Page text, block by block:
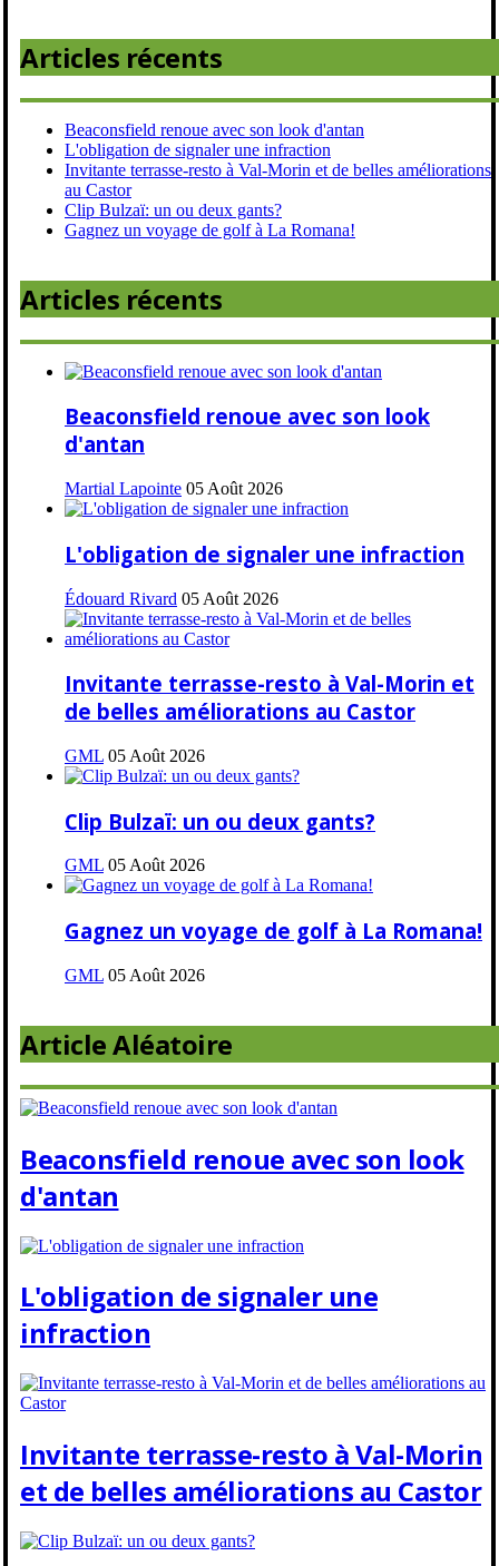
Articles récents
Beaconsfield renoue avec son look d'antan
L'obligation de signaler une infraction
Invitante terrasse-resto à Val-Morin et de belles améliorations
au Castor
Clip Bulzaï: un ou deux gants?
Gagnez un voyage de golf à La Romana!
Articles récents
Beaconsfield renoue avec son look
d'antan
Martial Lapointe 05 Août 2026
L'obligation de signaler une infraction
Édouard Rivard 05 Août 2026
Invitante terrasse-resto à Val-Morin et
de belles améliorations au Castor
GML 05 Août 2026
Clip Bulzaï: un ou deux gants?
GML 05 Août 2026
Gagnez un voyage de golf à La Romana!
GML 05 Août 2026
Article Aléatoire
Beaconsfield renoue avec son look
d'antan
L'obligation de signaler une
infraction
Invitante terrasse-resto à Val-Morin
et de belles améliorations au Castor